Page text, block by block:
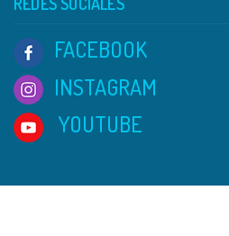
FACEBOOK
INSTAGRAM
YOUTUBE